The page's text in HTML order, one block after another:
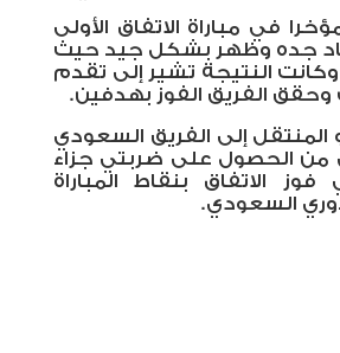
في مباراة الاتفاق الأولى
جده وظهر بشكل جيد حيث
وكانت النتيجة تشير إلى تقدم
وحقق الفريق الفوز بهدفين.
المنتقل إلى الفريق السعودي
من الحصول على ضربتي جزاء
الاتفاق بنقاط المباراة
السعودي.